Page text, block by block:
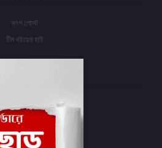
ব্লগ পোস্ট
টিম বইয়ের হাট
প্রবেশ করুন
অর্ডার ইতিহাস
আমার ইচ্ছাগুলি